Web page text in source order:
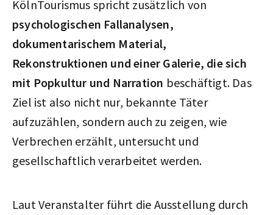
KölnTourismus spricht zusätzlich von
psychologischen Fallanalysen,
dokumentarischem Material,
Rekonstruktionen und einer Galerie, die sich
mit Popkultur und Narration beschäftigt. Das
Ziel ist also nicht nur, bekannte Täter
aufzuzählen, sondern auch zu zeigen, wie
Verbrechen erzählt, untersucht und
gesellschaftlich verarbeitet werden.
Laut Veranstalter führt die Ausstellung durch